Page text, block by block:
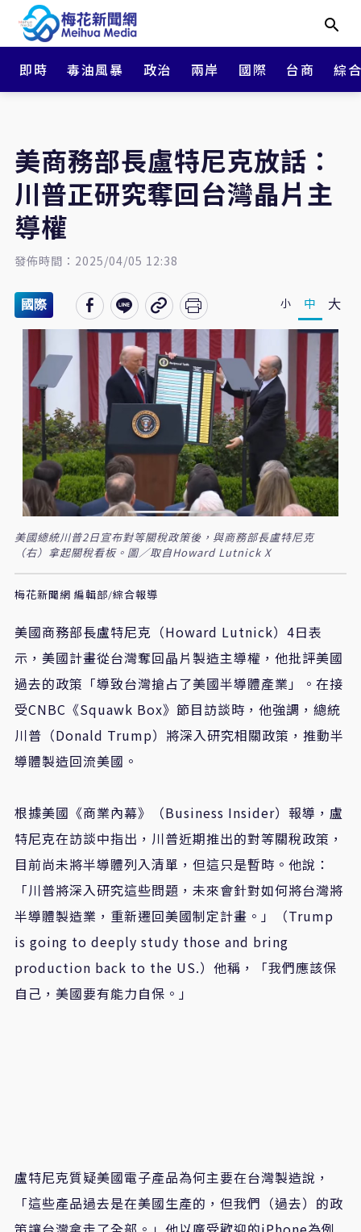
即時 毒油風暴 政治 兩岸 國際 台商 綜
美商務部長盧特尼克放話：
川普正研究奪回台灣晶片主
導權
發佈時間：2025/04/05 12:38
國際 小 中 大
美國總統川普2日宣布對等關稅政策後，與商務部長盧特尼克
（右）拿起關稅看板。圖／取自Howard Lutnick X
梅花新聞網 編輯部/綜合報導
美國商務部長盧特尼克（Howard Lutnick）4日表
示，美國計畫從台灣奪回晶片製造主導權，他批評美國
過去的政策「導致台灣搶占了美國半導體產業」。在接
受CNBC《Squawk Box》節目訪談時，他強調，總統
川普（Donald Trump）將深入研究相關政策，推動半
導體製造回流美國。
根據美國《商業內幕》（Business Insider）報導，盧
特尼克在訪談中指出，川普近期推出的對等關稅政策，
目前尚未將半導體列入清單，但這只是暫時。他說：
「川普將深入研究這些問題，未來會針對如何將台灣將
半導體製造業，重新遷回美國制定計畫。」（Trump
is going to deeply study those and bring
production back to the US.）他稱，「我們應該保
自己，美國要有能力自保。」
盧特尼克質疑美國電子產品為何主要在台灣製造說，
「這些產品過去是在美國生產的，但我們（過去）的政